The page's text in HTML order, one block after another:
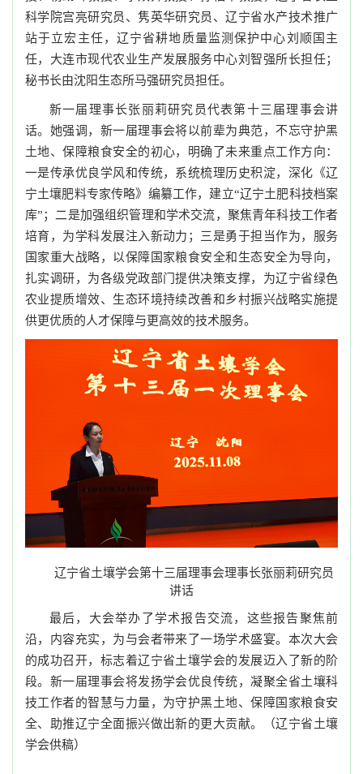
科学院宫亮研究员、隽英华研究员、辽宁省水产技术推广
站于立宏主任，辽宁省耕地质量监测保护中心刘顺国主
任，大连市现代农业生产发展服务中心刘智强所长担任；
秘书长由沈阳生态所马强研究员担任。
新一届理事长张丽莉研究员代表第十三届理事会讲
话。她强调，新一届理事会将以前辈为典范，不忘守护黑
土地、保障粮食安全的初心，明确了未来重点工作方向：
一是传承优良学风和传统，系统梳理历史积淀，深化《辽
宁土壤肥料专家传略》编纂工作，建立“辽宁土肥科技档案
库”；二是加强组织管理和学术交流，聚焦青年科技工作者
培育，为学科发展注入新动力；三是勇于担当作为，服务
国家重大战略，以保障国家粮食安全和生态安全为导向，
扎实调研，为各级党政部门提供决策支撑，为辽宁省绿色
农业提质增效、生态环境持续改善和乡村振兴战略实施提
供更优质的人才保障与更高效的技术服务。
辽宁省土壤学会第十三届理事会理事长张丽莉研究员
讲话
最后，大会举办了学术报告交流，这些报告聚焦前
沿，内容充实，为与会者带来了一场学术盛宴。本次大会
的成功召开，标志着辽宁省土壤学会的发展迈入了新的阶
段。新一届理事会将发扬学会优良传统，凝聚全省土壤科
技工作者的智慧与力量，为守护黑土地、保障国家粮食安
全、助推辽宁全面振兴做出新的更大贡献。（辽宁省土壤
学会供稿）